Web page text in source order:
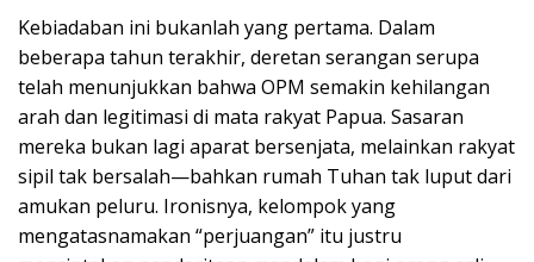
Kebiadaban ini bukanlah yang pertama. Dalam
beberapa tahun terakhir, deretan serangan serupa
telah menunjukkan bahwa OPM semakin kehilangan
arah dan legitimasi di mata rakyat Papua. Sasaran
mereka bukan lagi aparat bersenjata, melainkan rakyat
sipil tak bersalah—bahkan rumah Tuhan tak luput dari
amukan peluru. Ironisnya, kelompok yang
mengatasnamakan “perjuangan” itu justru